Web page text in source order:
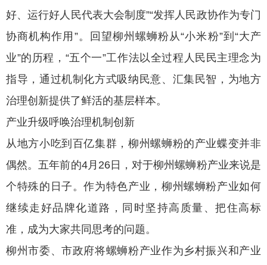
好、运行好人民代表大会制度”“发挥人民政协作为专门
协商机构作用”。回望柳州螺蛳粉从“小米粉”到“大产
业”的历程，“五个一”工作法以全过程人民民主理念为
指导，通过机制化方式吸纳民意、汇集民智，为地方
治理创新提供了鲜活的基层样本。
产业升级呼唤治理机制创新
从地方小吃到百亿集群，柳州螺蛳粉的产业蝶变并非
偶然。五年前的4月26日，对于柳州螺蛳粉产业来说是
个特殊的日子。作为特色产业，柳州螺蛳粉产业如何
继续走好品牌化道路，同时坚持高质量、把住高标
准，成为大家共同思考的问题。
柳州市委、市政府将螺蛳粉产业作为乡村振兴和产业